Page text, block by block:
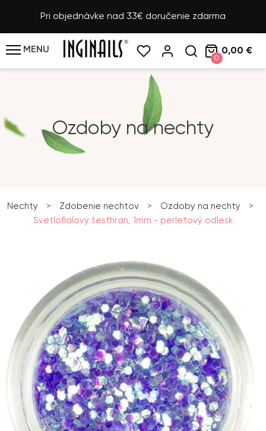
Pri objednávke nad 33€ doručenie zdarma
MENU
0
0,00 €
Ozdoby na nechty
Nechty > Zdobenie nechtov > Ozdoby na nechty
>
Svetlofialový šesťhran, 1mm - perleťový odlesk